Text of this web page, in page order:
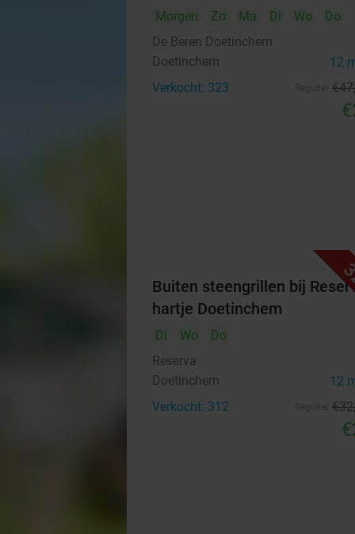
Morgen Zo Ma Di Wo
Do
De Beren Doetinchem
Doetinchem 12
Verkocht: 323 €47
Buiten steengrillen bij
hartje Doetinchem
Di Wo
Do
Reserva
Doetinchem 12
Verkocht: 312 €32